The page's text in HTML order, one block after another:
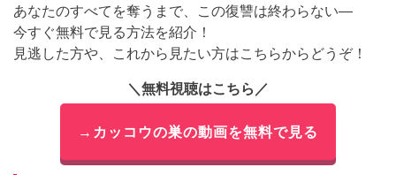
あなたのすべてを奪うまで、この復讐は終わらない―
今すぐ無料で見る方法を紹介！
見逃した方や、これから見たい方はこちらからどうぞ！
＼無料視聴はこちら／
→カッコウの巣の動画を無料で見る